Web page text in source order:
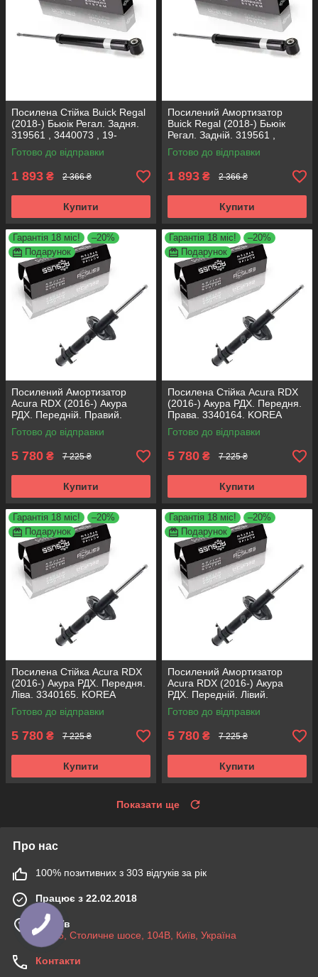
Посилена Стійка Buick Regal
(2018-) Бьюік Регал. Задня.
319561 , 3440073 , 19-
280615. KOREA Аксусс!
Готово до відправки
1 893 ₴ 2 366 ₴
Купити
Посилений Амортизатор
Buick Regal (2018-) Бьюік
Регал. Задній. 319561 ,
3440073 , 19-280615. KOREA
Аксусс!
Готово до відправки
1 893 ₴ 2 366 ₴
Купити
Гарантія 18 міс!
–20%
Подарунок
Посилений Амортизатор
Acura RDX (2016-) Акура
РДХ. Передній. Правий.
3340164. KOREA Аксусс!
Готово до відправки
5 780 ₴ 7 225 ₴
Купити
Гарантія 18 міс!
–20%
Подарунок
Посилена Стійка Acura RDX
(2016-) Акура РДХ. Передня.
Права. 3340164. KOREA
Аксусс!
Готово до відправки
5 780 ₴ 7 225 ₴
Купити
Гарантія 18 міс!
–20%
Подарунок
Посилена Стійка Acura RDX
(2016-) Акура РДХ. Передня.
Ліва. 3340165. KOREA
Аксусс!
Готово до відправки
5 780 ₴ 7 225 ₴
Купити
Гарантія 18 міс!
–20%
Подарунок
Посилений Амортизатор
Acura RDX (2016-) Акура
РДХ. Передній. Лівий.
3340165. KOREA Аксусс!
Готово до відправки
5 780 ₴ 7 225 ₴
Купити
Показати ще
Про нас
100% позитивних з 303 відгуків за рік
Працює з 22.02.2018
м. Київ
03045, Столичне шосе, 104B, Київ, Україна
Контакти